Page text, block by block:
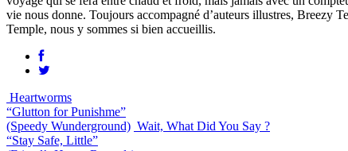
vie nous donne. Toujours accompagné d’auteurs illustres, Breezy
Temple, nous y sommes si bien accueillis.
Heartworms
“Glutton for Punishme”
(Speedy Wunderground) Wait, What Did You Say ?
“Stay Safe, Little”